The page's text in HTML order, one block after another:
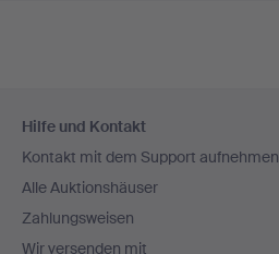
Navigation
Hilfe und Kontakt
Kontakt mit dem Support aufnehmen
Alle Auktionshäuser
Zahlungsweisen
Wir versenden mit